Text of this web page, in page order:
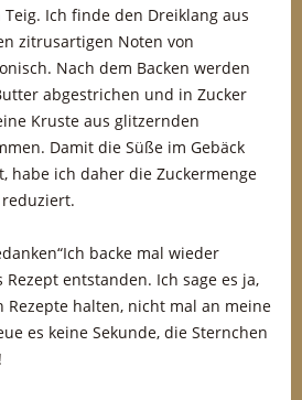
Ich finde den Dreiklang aus
zitrusartigen Noten von
Nach dem Backen werden
abgestrichen und in Zucker
Kruste aus glitzernden
Damit die Süße im Gebäck
habe ich daher die Zuckermenge
backe mal wieder
Rezept entstanden. Ich sage es ja,
Rezepte halten, nicht mal an meine
es keine Sekunde, die Sternchen